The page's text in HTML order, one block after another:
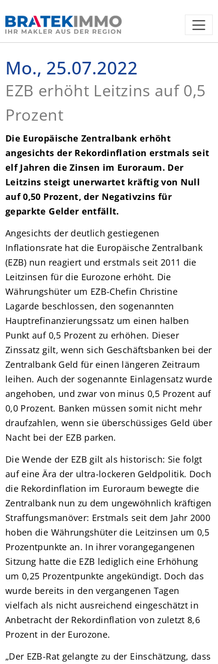
Mo., 25.07.2022
EZB erhöht Leitzins auf 0,5
Prozent
Die Europäische Zentralbank erhöht
angesichts der Rekordinflation erstmals seit
elf Jahren die Zinsen im Euroraum. Der
Leitzins steigt unerwartet kräftig von Null
auf 0,50 Prozent, der Negativzins für
geparkte Gelder entfällt.
Angesichts der deutlich gestiegenen
Inflationsrate hat die Europäische Zentralbank
(EZB) nun reagiert und erstmals seit 2011 die
Leitzinsen für die Eurozone erhöht. Die
Währungshüter um EZB-Chefin Christine
Lagarde beschlossen, den sogenannten
Hauptrefinanzierungssatz um einen halben
Punkt auf 0,5 Prozent zu erhöhen. Dieser
Zinssatz gilt, wenn sich Geschäftsbanken bei der
Zentralbank Geld für einen längeren Zeitraum
leihen. Auch der sogenannte Einlagensatz wurde
angehoben, und zwar von minus 0,5 Prozent auf
0,0 Prozent. Banken müssen somit nicht mehr
draufzahlen, wenn sie überschüssiges Geld über
Nacht bei der EZB parken.
Die Wende der EZB gilt als historisch: Sie folgt
auf eine Ära der ultra-lockeren Geldpolitik. Doch
die Rekordinflation im Euroraum bewegte die
Zentralbank nun zu dem ungewöhnlich kräftigen
Straffungsmanöver: Erstmals seit dem Jahr 2000
hoben die Währungshüter die Leitzinsen um 0,5
Prozentpunkte an. In ihrer vorangegangenen
Sitzung hatte die EZB lediglich eine Erhöhung
um 0,25 Prozentpunkte angekündigt. Doch das
wurde bereits in den vergangenen Tagen
vielfach als nicht ausreichend eingeschätzt in
Anbetracht der Rekordinflation von zuletzt 8,6
Prozent in der Eurozone.
„Der EZB-Rat gelangte zu der Einschätzung, dass